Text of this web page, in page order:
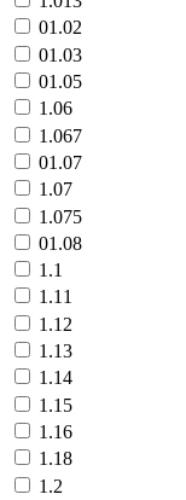
01.02
01.03
01.05
1.06
1.067
01.07
1.07
1.075
01.08
1.1
1.11
1.12
1.13
1.14
1.15
1.16
1.18
1.2